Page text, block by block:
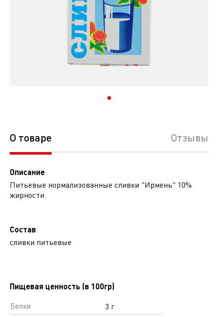
О товаре Отзывы
Описание
Питьевые нормализованные сливки "Ирмень" 10%
жирности.
Состав
сливки питьевые
Пищевая ценность (в 100гр)
Белки
3 г